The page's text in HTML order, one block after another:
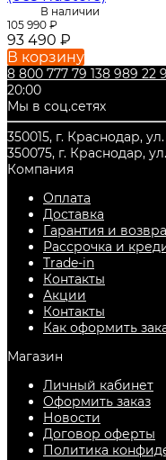
В наличии
105 990 ₽
93 490 ₽
В корзину
8 800 777 79 138 989 22
20:00
Мы в соц.сетях
350015, г. Краснодар,
350075, г. Краснодар,
Компания
Оплата
Доставка
Гарантия и
Рассрочка и
Trade-in
Контакты
Акции
Контакты
Как оформить
Магазин
Личный кабинет
Оформить заказ
Новости
Договор оферты
Политика